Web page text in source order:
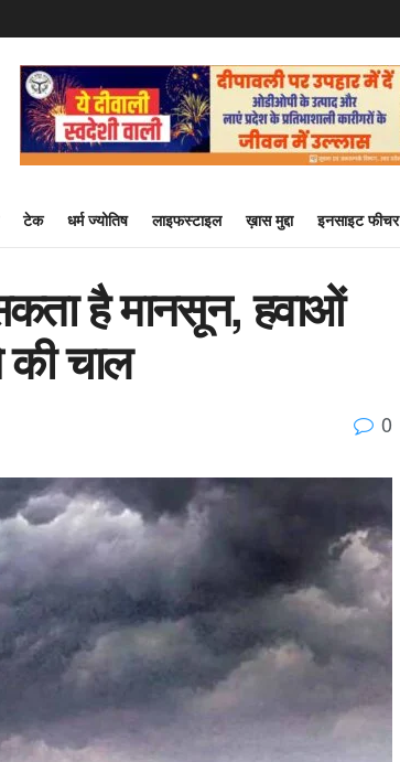
टेक धर्म ज्योतिष लाइफस्टाइल ख़ास मुद्दा इनसाइट फीचर
है मानसून, हवाओं
चाल
0